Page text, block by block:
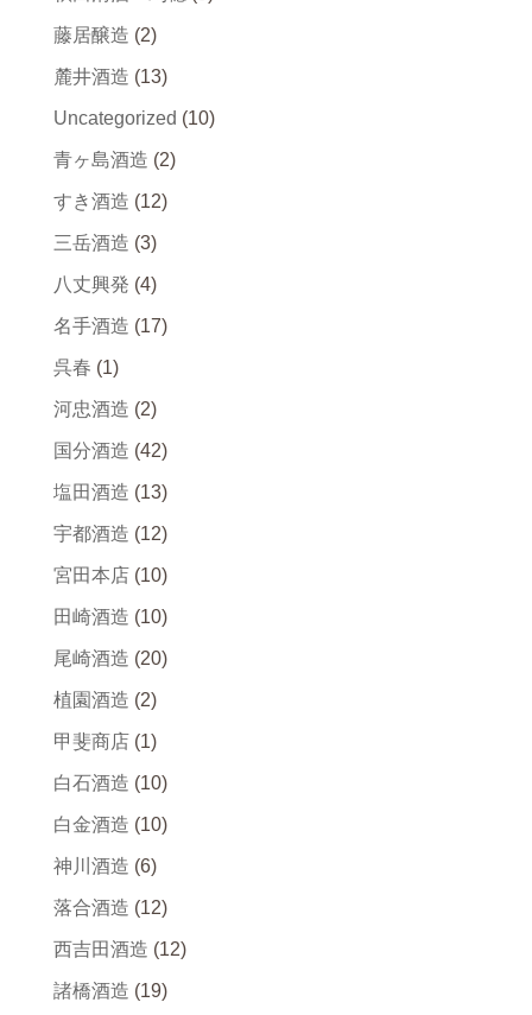
藤居醸造 (2)
麓井酒造 (13)
Uncategorized (10)
青ヶ島酒造 (2)
すき酒造 (12)
三岳酒造 (3)
八丈興発 (4)
名手酒造 (17)
呉春 (1)
河忠酒造 (2)
国分酒造 (42)
塩田酒造 (13)
宇都酒造 (12)
宮田本店 (10)
田崎酒造 (10)
尾崎酒造 (20)
植園酒造 (2)
甲斐商店 (1)
白石酒造 (10)
白金酒造 (10)
神川酒造 (6)
落合酒造 (12)
西吉田酒造 (12)
諸橋酒造 (19)